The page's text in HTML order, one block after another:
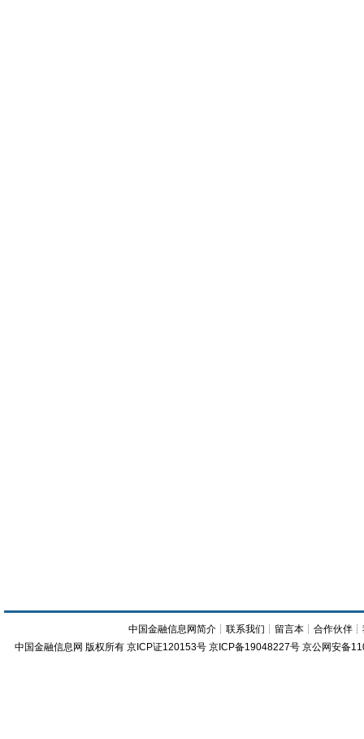
中国金融信息网简介 ┊联系我们 ┊ 留言本 ┊合作伙伴 ┊
中国金融信息网 版权所有 京ICP证120153号 京ICP备19048227号 京公网安备